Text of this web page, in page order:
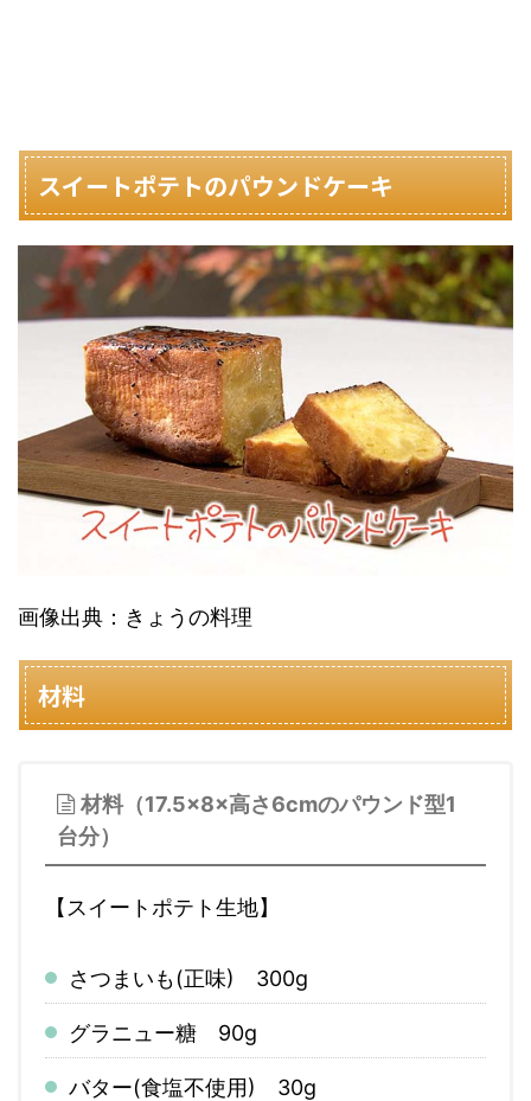
スイートポテトのパウンドケーキ
画像出典：きょうの料理
材料
材料（17.5×8×高さ6cmのパウンド型1
台分）
【スイートポテト生地】
さつまいも(正味) 300g
グラニュー糖 90g
バター(食塩不使用) 30g